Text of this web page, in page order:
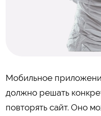
Мобильное
должно решать
повторять сайт. Оно